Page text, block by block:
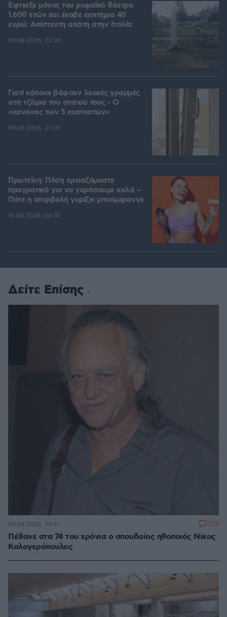
Έφτιαξε μόνος του ρωμαϊκό θέατρο
1.600 ετών και έκοβε εισιτήρια 40
ευρώ: Απίστευτη απάτη στην Ιταλία
09.08.2026, 22:00
Γιατί κάποιοι βάφουν λευκές γραμμές
στα τζάμια του σπιτιού τους - Ο
«κανόνας των 5 εκατοστών»
09.08.2026, 21:59
Πρωτεΐνη: Πόση χρειαζόμαστε
πραγματικά για να γεράσουμε καλά –
Πότε η υπερβολή γυρίζει μπούμερανγκ
10.08.2026, 08:01
Δείτε Επίσης
Πέθανε στα 74 του χρόνια ο σπουδαίος ηθοποιός Νίκος
Καλογερόπουλος
09.08.2026, 20:11 275